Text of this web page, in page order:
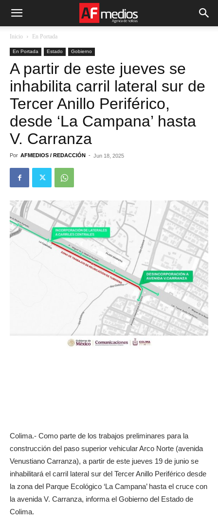
Inicio En Portada
En Portada Estado Gobierno
A partir de este jueves se
inhabilita carril lateral sur de
Tercer Anillo Periférico,
desde ‘La Campana’ hasta
V. Carranza
Por AFMEDIOS / REDACCIÓN - Jun 18, 2025
Colima.- Como parte de los trabajos preliminares para la
construcción del paso superior vehicular Arco Norte (avenida
Venustiano Carranza), a partir de este jueves 19 de junio se
inhabilitará el carril lateral sur del Tercer Anillo Periférico desde
la zona del Parque Ecológico ‘La Campana’ hasta el cruce con
la avenida V. Carranza, informa el Gobierno del Estado de
Colima.